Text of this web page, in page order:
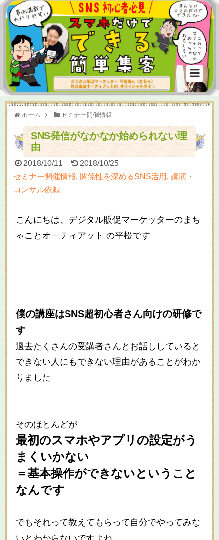
ホーム セミナー開催情報
SNS発信がなかなか始められない理
由
2018/10/11
2018/10/25
セミナー開催情報, 関係性を深めるSNS活用 ,講演・
コンサル依頼
こんにちは、デジタル販促マーケッターのまち
ゃことオーティアット の平松です
僕の講座はSNS超初心者さん向けの研修で
す
過去たくさんの受講者さんとお話ししていると
できない人にもできない理由があることがわか
りました
そのほとんどが
最初のスマホやアプリの設定がう
まくいかない
＝基本操作ができないということ
なんです
でもそれって教えてもらって自分でやってみな
いとわからないですよね